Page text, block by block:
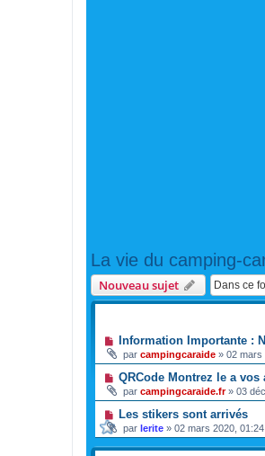
La vie du camping-
Nouveau sujet
Information Importante :
par campingcaraide » 02 mars
QRCode Montrez le a
par campingcaraide.fr» 03
Les stikers sont arrivés
par lerite » 02 mars 2020, 01:24